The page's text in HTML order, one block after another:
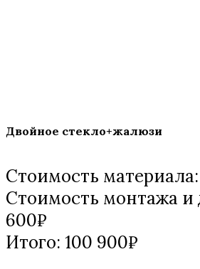
Двойное стекло+жалюзи
Стоимость
Стоимость монтажа и
600₽
Итого: 100 900₽